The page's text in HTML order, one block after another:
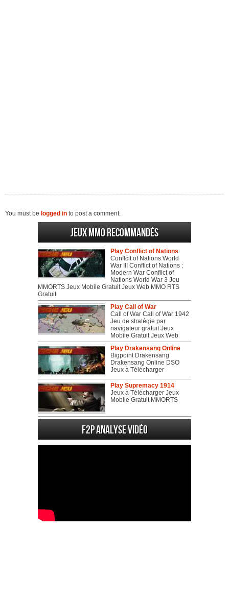
You must be logged in to post a comment.
Jeux MMO recommandés
Play Conflict of Nations
Conflcit of Nations World
War III Conflict of Nations :
Modern War Conflict of
Nations World War 3 Jeu
MMORTS Jeux Mobile Gratuit Jeux Web MMO RTS
Gratuit
Play Call of War
Call of War Call of War 1942
Jeu de stratégie par
navigateur gratuit Jeux
Mobile Gratuit Jeux Web
Play Drakensang Online
Bigpoint Drakensang
Drakensang Online DSO
Jeux à Télécharger
Play Supremacy 1914
Jeux à Télécharger Jeux
Mobile Gratuit MMORTS
F2P Analyse vidéo